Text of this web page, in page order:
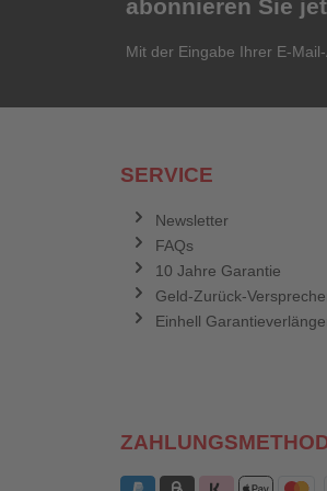
abonnieren Sie
Mit der Eingabe Ihrer E-
SERVICE
Newsletter
FAQs
10 Jahre Garantie
Geld-Zurück-
Einhell